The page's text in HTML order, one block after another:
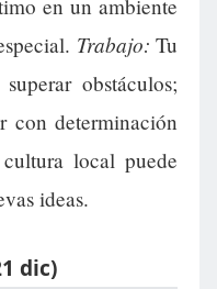
en un ambiente
Trabajo: Tu
obstáculos;
con determinación
local puede
ideas.
dic)